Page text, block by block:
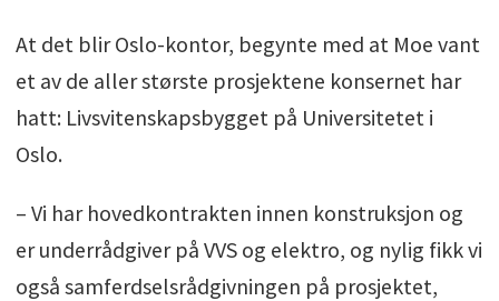
At det blir Oslo-kontor, begynte med at Moe vant
et av de aller største prosjektene konsernet har
hatt: Livsvitenskapsbygget på Universitetet i
Oslo.
– Vi har hovedkontrakten innen konstruksjon og
er underrådgiver på VVS og elektro, og nylig fikk vi
også samferdselsrådgivningen på prosjektet,